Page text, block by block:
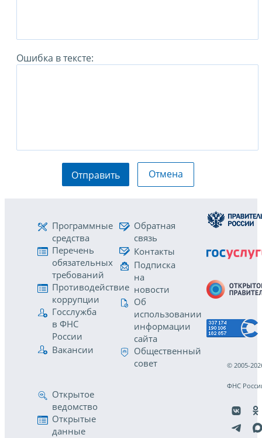
Ошибка в тексте:
Отправить Отмена
Программные
средства
Перечень
обязательных
требований
Противодействие
коррупции
Госслужба
в ФНС
России
Вакансии
Обратная
связь
Контакты
Подписка
на
новости
Об
использовании
информации
сайта
Общественный
совет
Открытое
ведомство
Открытые
данные
© 2005-
ФНС